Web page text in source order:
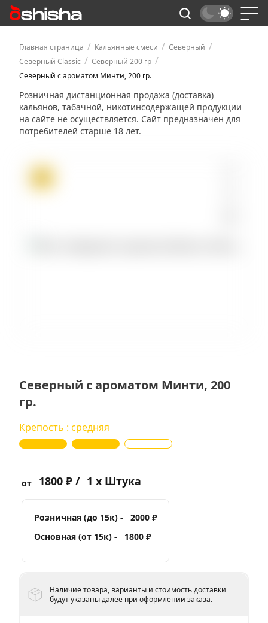
Главная страница / Кальянные смеси / Северный /
Северный Classic / Северный 200 гр /
Северный с ароматом Минти, 200 гр.
Розничная дистанционная продажа (доставка)
кальянов, табачной, никотинсодержащей продукции
на сайте не осуществляется. Сайт предназначен для
потребителей старше 18 лет.
Северный с ароматом Минти, 200
гр.
Крепость : средняя
от 1800 ₽ / 1 x Штука
Розничная (до 15к) -
2000 ₽
Основная (от 15к) -
1800 ₽
Наличие товара, варианты и стоимость доставки
будут указаны далее при оформлении заказа.